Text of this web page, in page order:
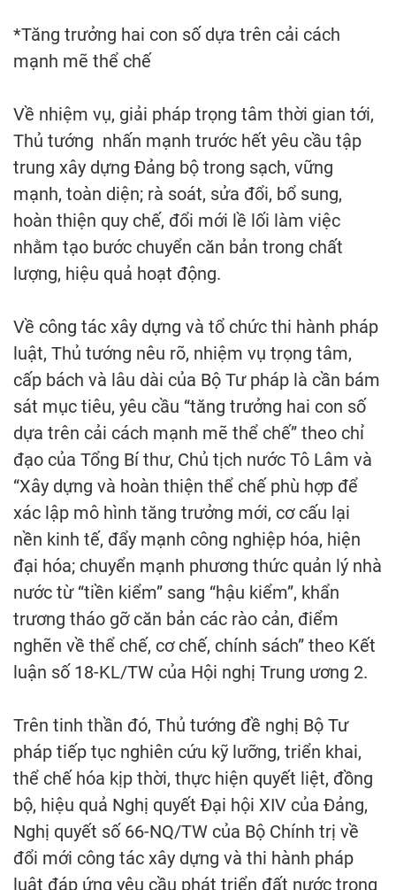
*Tăng trưởng hai con số dựa trên cải cách
mạnh mẽ thể chế
Về nhiệm vụ, giải pháp trọng tâm thời gian tới,
Thủ tướng nhấn mạnh trước hết yêu cầu tập
trung xây dựng Đảng bộ trong sạch, vững
mạnh, toàn diện; rà soát, sửa đổi, bổ sung,
hoàn thiện quy chế, đổi mới lề lối làm việc
nhằm tạo bước chuyển căn bản trong chất
lượng, hiệu quả hoạt động.
Về công tác xây dựng và tổ chức thi hành pháp
luật, Thủ tướng nêu rõ, nhiệm vụ trọng tâm,
cấp bách và lâu dài của Bộ Tư pháp là cần bám
sát mục tiêu, yêu cầu “tăng trưởng hai con số
dựa trên cải cách mạnh mẽ thể chế” theo chỉ
đạo của Tổng Bí thư, Chủ tịch nước Tô Lâm và
“Xây dựng và hoàn thiện thể chế phù hợp để
xác lập mô hình tăng trưởng mới, cơ cấu lại
nền kinh tế, đẩy mạnh công nghiệp hóa, hiện
đại hóa; chuyển mạnh phương thức quản lý nhà
nước từ “tiền kiểm” sang “hậu kiểm”, khẩn
trương tháo gỡ căn bản các rào cản, điểm
nghẽn về thể chế, cơ chế, chính sách” theo Kết
luận số 18-KL/TW của Hội nghị Trung ương 2.
Trên tinh thần đó, Thủ tướng đề nghị Bộ Tư
pháp tiếp tục nghiên cứu kỹ lưỡng, triển khai,
thể chế hóa kịp thời, thực hiện quyết liệt, đồng
bộ, hiệu quả Nghị quyết Đại hội XIV của Đảng,
Nghị quyết số 66-NQ/TW của Bộ Chính trị về
đổi mới công tác xây dựng và thi hành pháp
luật đáp ứng yêu cầu phát triển đất nước trong